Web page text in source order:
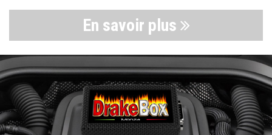
En savoir plus